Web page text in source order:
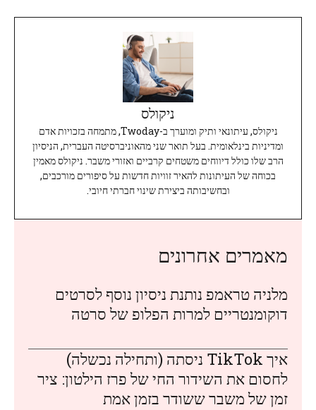
ניקולס
ניקולס, עיתונאי ותיק ומוערך ב-Twoday, מתמחה בזכויות אדם
ומדיניות בינלאומית. בעל תואר שני מהאוניברסיטה העברית, הניסיון
הרב שלו כולל דיווחים משטחים קרביים ואזורי משבר. ניקולס מאמין
בכוחה של העיתונות להאיר זוויות חדשות על סיפורים מורכבים,
ובחשיבותה ביצירת שינוי חברתי חיובי.
מאמרים אחרונים
מלניה טראמפ נותנת ניסיון נוסף לסרטים
דוקומנטריים למרות הפלופ של סרטה
איך TikTok ניסתה (ותחילה נכשלה)
לחסום את השידור החי של פרז הילטון: ציר
זמן של משבר ששודר בזמן אמת